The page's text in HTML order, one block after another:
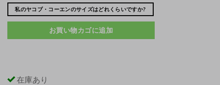
私のヤコブ・コーエンのサイズはどれくらいですか?
お買い物カゴに追加
在庫あり